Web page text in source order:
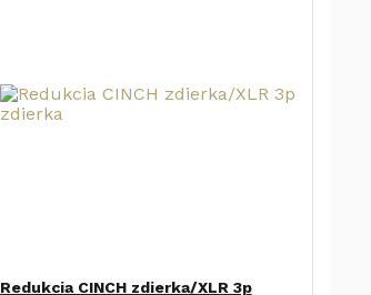
Redukcia CINCH zdierka/XLR 3p